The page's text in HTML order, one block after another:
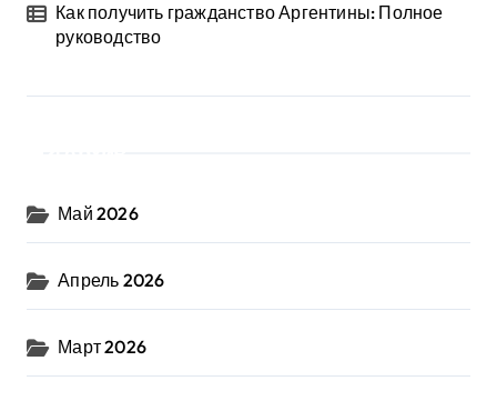
Как получить гражданство Аргентины: Полное
руководство
Май 2026
Апрель 2026
Март 2026